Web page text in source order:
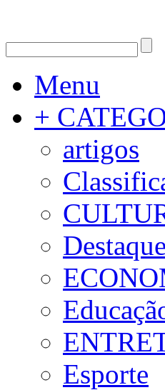
Menu
+
artigos
Destaque
Esporte